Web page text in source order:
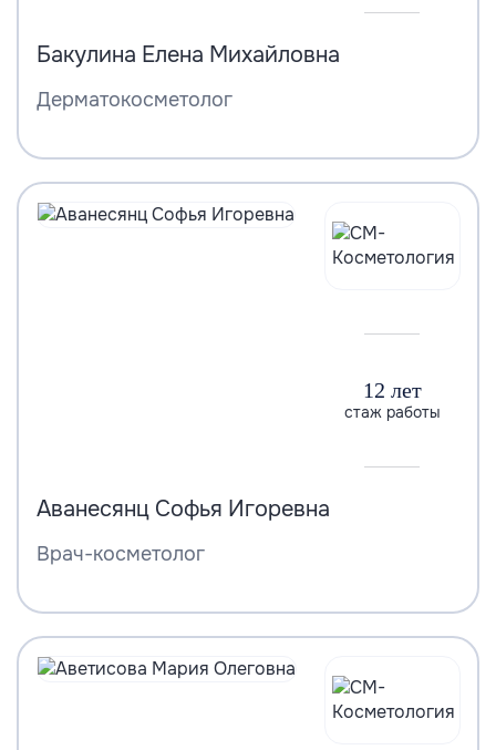
Бакулина Елена Михайловна
Дерматокосметолог
12 лет
стаж работы
Аванесянц Софья Игоревна
Врач-косметолог